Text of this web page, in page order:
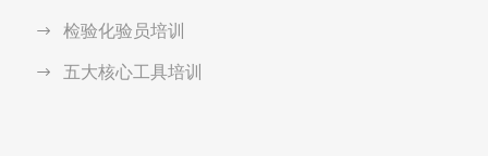
检验化验员培训
五大核心工具培训